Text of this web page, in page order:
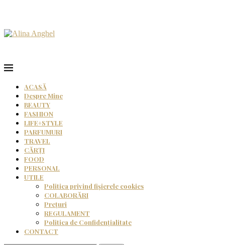
ACASĂ
Despre Mine
BEAUTY
FASHION
LIFE+STYLE
PARFUMURI
TRAVEL
CĂRȚI
FOOD
PERSONAL
UTILE
Politica privind fișierele cookies
COLABORĂRI
Prețuri
REGULAMENT
Politica de Confidențialitate
CONTACT